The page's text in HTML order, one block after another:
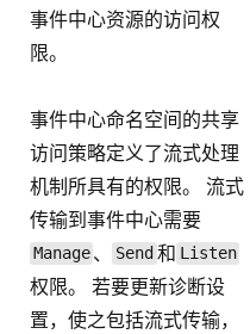
事件中心资源的访问权
限。
事件中心命名空间的共享
访问策略定义了流式处理
机制所具有的权限。 流式
传输到事件中心需要
Manage 、 Send 和 Listen
权限。 若要更新诊断设
置，使之包括流式传输，